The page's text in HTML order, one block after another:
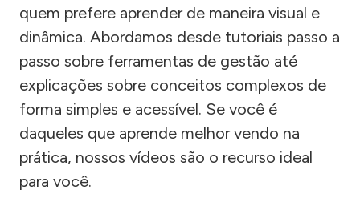
quem prefere aprender de maneira visual e
dinâmica. Abordamos desde tutoriais passo a
passo sobre ferramentas de gestão até
explicações sobre conceitos complexos de
forma simples e acessível. Se você é
daqueles que aprende melhor vendo na
prática, nossos vídeos são o recurso ideal
para você.